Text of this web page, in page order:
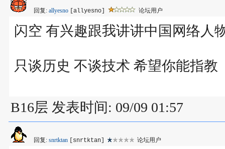
回复: allyesno [allyesno] 论坛用户
闪空 有兴趣跟我讲讲中国网络人
只谈历史 不谈技术 希望你能指教
B16层 发表时间: 09/09 01:57
回复: snrtktan [snrtktan] 论坛用户